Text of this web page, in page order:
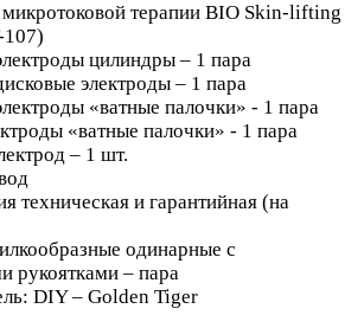
терапии BIO Skin-lifting
107)
цилиндры – 1 пара
электроды – 1 пара
«ватные палочки» - 1 пара
«ватные палочки» - 1 пара
– 1 шт.
техническая и гарантийная (на
одинарные с
рукоятками – пара
DIY – Golden Tiger